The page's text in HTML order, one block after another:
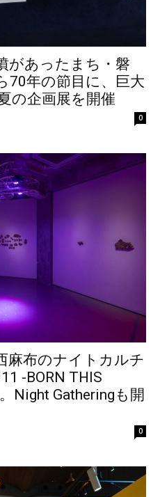
があったまち・磐
70年の節目に、巨大
の企画展を開催
0
麻布のナイトカルチ
-BORN THIS
Night Gatheringも開
0